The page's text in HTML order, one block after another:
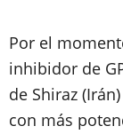
Por el
inhibidor de
de Shiraz
con más